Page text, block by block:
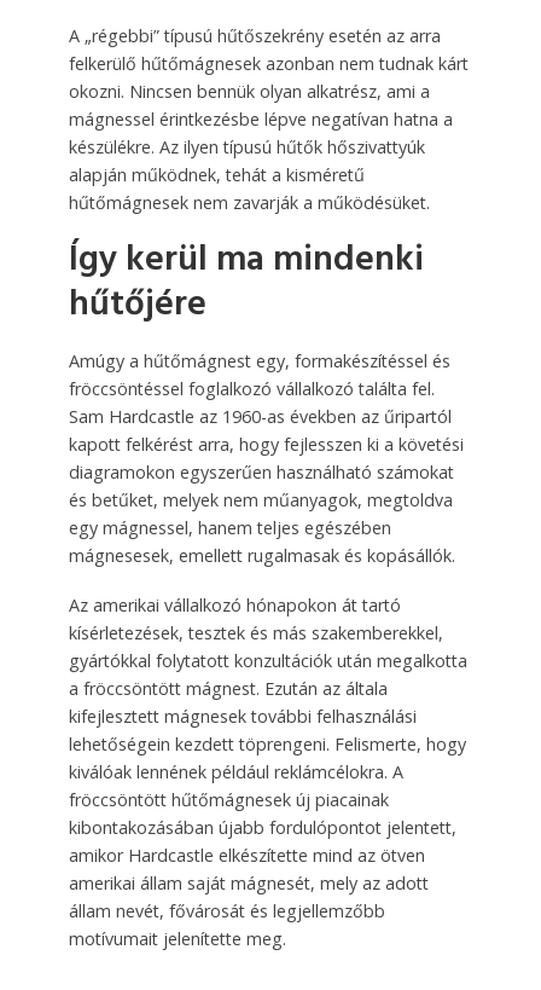
A „régebbi” típusú hűtőszekrény esetén az arra
felkerülő hűtőmágnesek azonban nem tudnak kárt
okozni. Nincsen bennük olyan alkatrész, ami a
mágnessel érintkezésbe lépve negatívan hatna a
készülékre. Az ilyen típusú hűtők hőszivattyúk
alapján működnek, tehát a kisméretű
hűtőmágnesek nem zavarják a működésüket.
Így kerül ma mindenki
hűtőjére
Amúgy a hűtőmágnest egy, formakészítéssel és
fröccsöntéssel foglalkozó vállalkozó találta fel.
Sam Hardcastle az 1960-as években az űripartól
kapott felkérést arra, hogy fejlesszen ki a követési
diagramokon egyszerűen használható számokat
és betűket, melyek nem műanyagok, megtoldva
egy mágnessel, hanem teljes egészében
mágnesesek, emellett rugalmasak és kopásállók.
Az amerikai vállalkozó hónapokon át tartó
kísérletezések, tesztek és más szakemberekkel,
gyártókkal folytatott konzultációk után megalkotta
a fröccsöntött mágnest. Ezután az általa
kifejlesztett mágnesek további felhasználási
lehetőségein kezdett töprengeni. Felismerte, hogy
kiválóak lennének például reklámcélokra. A
fröccsöntött hűtőmágnesek új piacainak
kibontakozásában újabb fordulópontot jelentett,
amikor Hardcastle elkészítette mind az ötven
amerikai állam saját mágnesét, mely az adott
állam nevét, fővárosát és legjellemzőbb
motívumait jelenítette meg.